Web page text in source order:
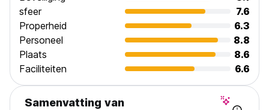
sfeer
7.6
Properheid
6.3
Personeel
8.8
Plaats
8.6
Faciliteiten
6.6
Samenvatting van